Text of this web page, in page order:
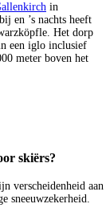
in
en ’s nachts heeft
Het dorp
een iglo inclusief
meter boven het
skiërs?
verscheidenheid aan
sneeuwzekerheid.